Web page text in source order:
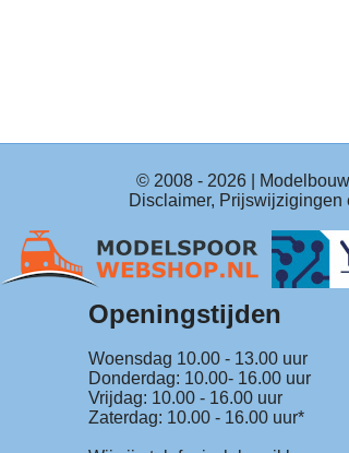
© 2008 - 2026|
Disclaimer, Prijswijzigingen
Openingstijden
Woensdag 10.00 - 13.00 uur
Donderdag: 10.00- 16.00 uur
Vrijdag: 10.00 - 16.00 uur
Zaterdag: 10.00 - 16.00 uur*